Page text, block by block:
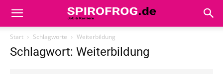
Start Schlagworte Weiterbildung
Schlagwort: Weiterbildung